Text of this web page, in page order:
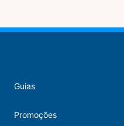
Guias
Promoções